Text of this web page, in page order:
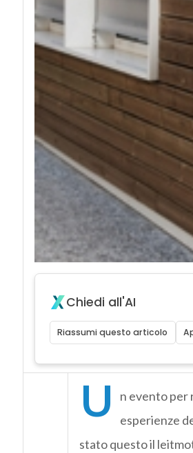
Chiedi all'AI
Riassumi questo articolo
U
n evento per
esperienze
stato questo il